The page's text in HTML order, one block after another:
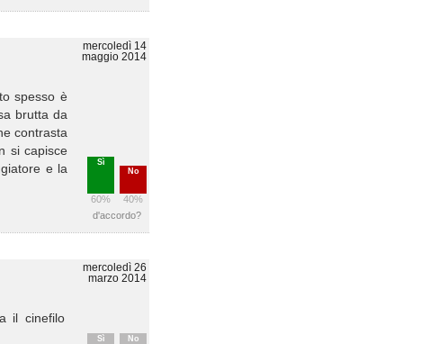
mercoledì 14
maggio 2014
Sì
60%
No
40%
spesso è
brutta da
contrasta
si capisce
e la
d'accordo?
mercoledì 26
marzo 2014
Sì No
il cinefilo